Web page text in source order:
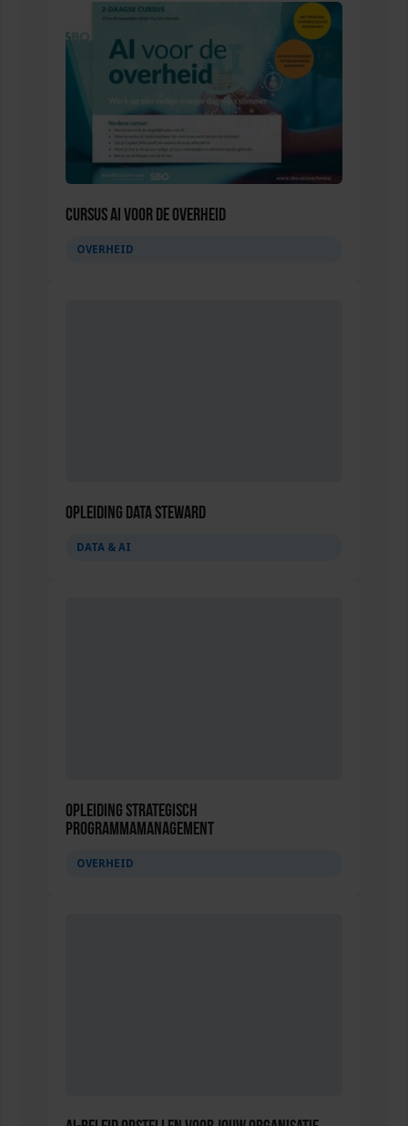
Cursus AI voor de overheid
OVERHEID
Opleiding Data Steward
DATA & AI
Opleiding Strategisch
Programmamanagement
OVERHEID